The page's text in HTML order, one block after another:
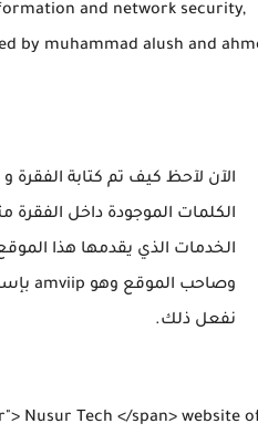
and network security,
owned by muhammad alush and
الآن لآحظ كيف تم كتابة
نفعل ذلك.
Nusur Tech </span> website